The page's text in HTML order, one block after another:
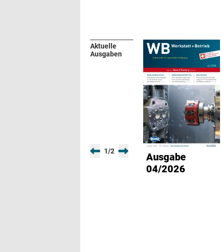
Aktuelle
Ausgaben
1/2
Ausgabe
04/2026